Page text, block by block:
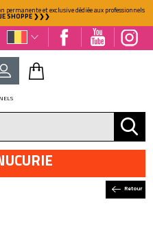
permanente et exclusive dédiée aux professionnels
JE SHOPPE ❯❯❯
Retour